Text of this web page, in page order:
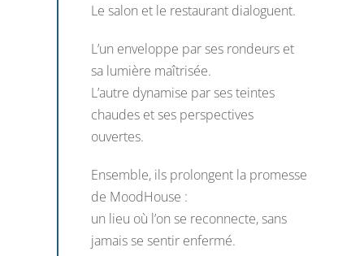
Le salon et le restaurant dialoguent.
L’un enveloppe par ses rondeurs et
sa lumière maîtrisée.
L’autre dynamise par ses teintes
chaudes et ses perspectives
ouvertes.
Ensemble, ils prolongent la promesse
de MoodHouse :
un lieu où l’on se reconnecte, sans
jamais se sentir enfermé.